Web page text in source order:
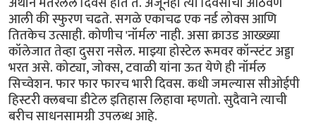
आली की स्फुरण चढते. सगळे एकाचढ एक नर्ड लोक्स आणि
तितकेच उत्साही. कोणीच 'नॉर्मल' नाही. असा क्राउड आख्ख्या
कॉलेजात तेव्हा दुसरा नसेल. माझ्या होस्टेल रूमवर कॉन्स्टंट अड्डा
भरत असे. कोट्या, जोक्स, टवाळी यांना ऊत येणे ही नॉर्मल
सिच्वेशन. फार फार फारच भारी दिवस. कधी जमल्यास सीओईपी
हिस्टरी क्लबचा डीटेल इतिहास लिहावा म्हणतो. सुदैवाने त्याची
बरीच साधनसामग्री उपलब्ध आहे.